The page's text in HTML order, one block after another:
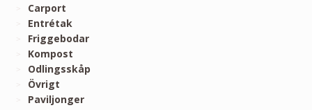
Carport
Entrétak
Friggebodar
Kompost
Odlingsskåp
Övrigt
Paviljonger